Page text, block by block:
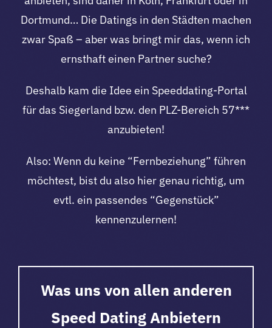
Dortmund… Die Datings in den Städten machen
zwar Spaß – aber was bringt mir das, wenn ich
ernsthaft einen Partner suche?
Deshalb kam die Idee ein Speeddating-Portal
für das Siegerland bzw. den PLZ-Bereich 57***
anzubieten!
Also: Wenn du keine “Fernbeziehung” führen
möchtest, bist du also hier genau richtig, um
evtl. ein passendes “Gegenstück”
kennenzulernen!
Was uns von allen anderen
Speed Dating Anbietern